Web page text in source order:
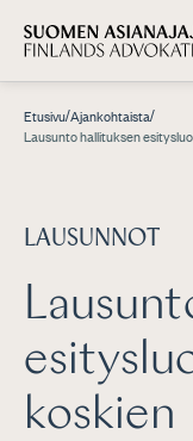
Etusivu/Ajankohtaista/
Lausunto hallituksen
LAUSUNNOT
koskien